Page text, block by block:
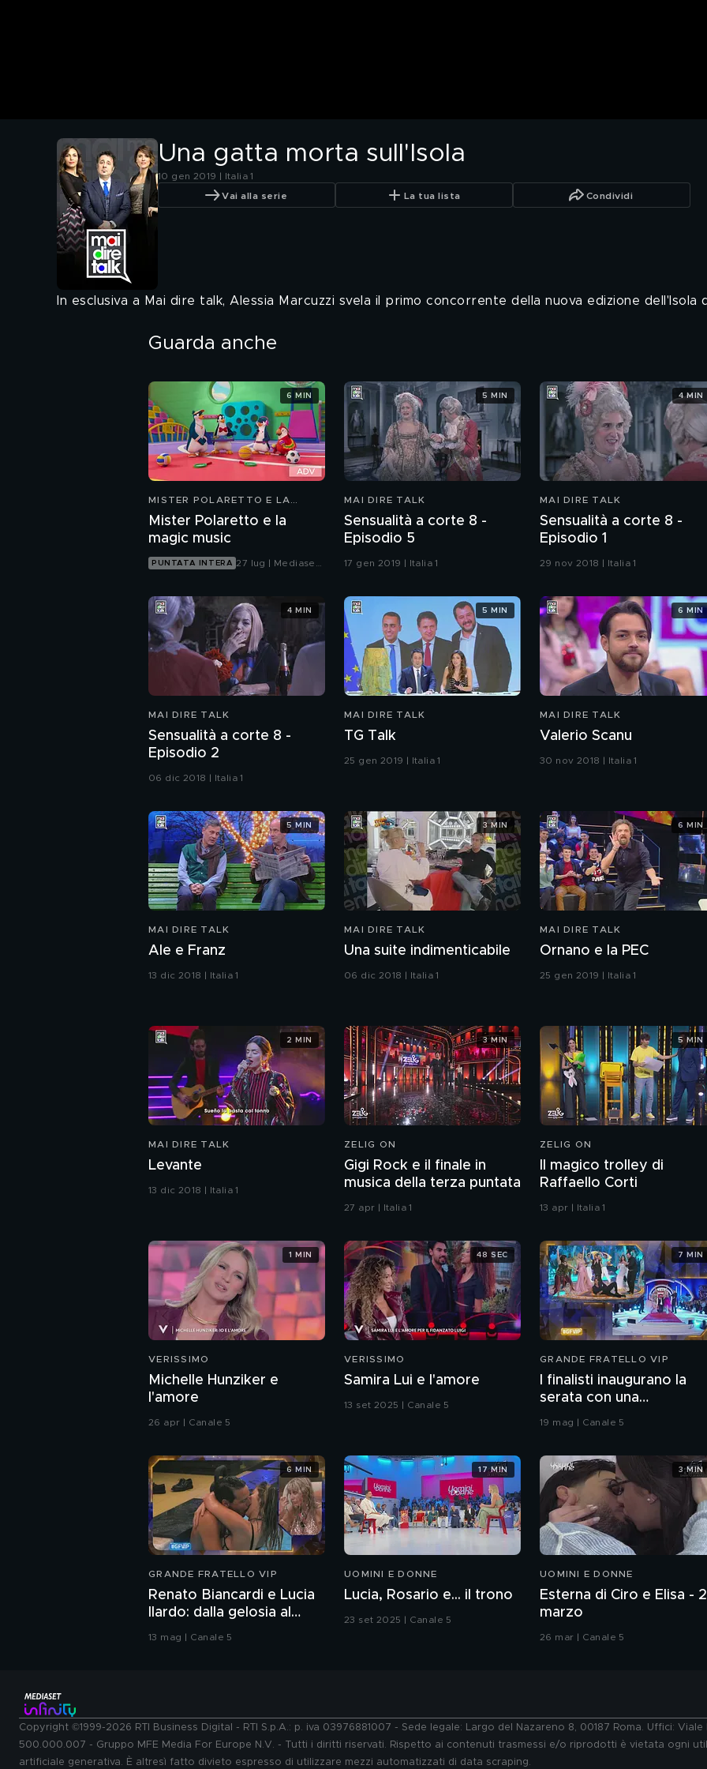
Una gatta morta sull'Isola
10 gen 2019 | Italia 1
Vai alla serie La tua lista Condividi
In esclusiva a Mai dire talk, Alessia Marcuzzi svela il primo concorrente della nuova edizione dell'Isola
Guarda anche
MISTER POLARETTO E LA
Mister Polaretto e la
magic music
PUNTATA INTERA 27 lug | Mediaset
6 MIN
MAI DIRE TALK
Sensualità a corte 8 -
Episodio 5
17 gen 2019 | Italia 1
5 MIN
MAI DIRE TALK
Sensualità a corte 8 -
Episodio 1
29 nov 2018 | Italia 1
4 MIN
MAI DIRE TALK
Sensualità a corte 8 -
Episodio 2
06 dic 2018 | Italia 1
4 MIN
MAI DIRE TALK
TG Talk
25 gen 2019 | Italia 1
5 MIN
MAI DIRE TALK
Valerio Scanu
30 nov 2018 | Italia 1
6 MIN
MAI DIRE TALK
Ale e Franz
13 dic 2018 | Italia 1
5 MIN
MAI DIRE TALK
Una suite indimenticabile
06 dic 2018 | Italia 1
3 MIN
MAI DIRE TALK
Ornano e la PEC
25 gen 2019 | Italia 1
6 MIN
MAI DIRE TALK
Levante
13 dic 2018 | Italia 1
2 MIN
ZELIG ON
Gigi Rock e il finale in
musica della terza puntata
27 apr | Italia 1
3 MIN
ZELIG ON
Il magico trolley di
Raffaello Corti
13 apr | Italia 1
5 MIN
VERISSIMO
Michelle Hunziker e
l'amore
26 apr | Canale 5
1 MIN
VERISSIMO
Samira Lui e l'amore
13 set 2025 | Canale 5
48 SEC
GRANDE FRATELLO VIP
I finalisti inaugurano la
serata con una
coreografia
19 mag | Canale 5
7 MIN
GRANDE FRATELLO VIP
Renato Biancardi e Lucia
Ilardo: dalla gelosia al
13 mag | Canale 5
6 MIN
UOMINI E DONNE
Lucia, Rosario e... il trono
23 set 2025 | Canale 5
17 MIN
UOMINI E DONNE
Esterna di Ciro e Elisa -
marzo
26 mar | Canale 5
3 MIN
Copyright ©1999-2026 RTI Business Digital - RTI S.p.A.: p. iva 03976881007 - Sede legale: Largo del Nazareno 8, 00187 Roma. Uffici:
500.000.007 - Gruppo MFE Media For Europe N.V. - Tutti i diritti riservati. Rispetto ai contenuti trasmessi e/o riprodotti è vietata ogni
artificiale generativa. È altresì fatto divieto espresso di utilizzare mezzi automatizzati di data scraping.